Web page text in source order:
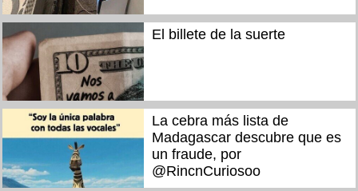
El billete de la suerte
La cebra más lista de
Madagascar descubre que es
un fraude, por
@RincnCuriosoo